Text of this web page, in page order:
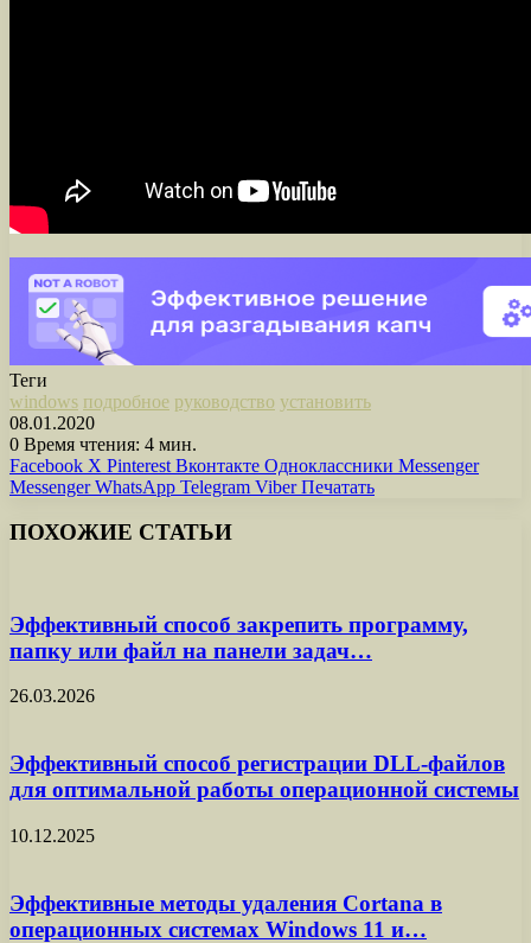
Теги
windows подробное руководство установить
08.01.2020
0 Время чтения: 4 мин.
Facebook X Pinterest Вконтакте Одноклассники Messenger
Messenger WhatsApp Telegram Viber Печатать
ПОХОЖИЕ СТАТЬИ
Эффективный способ закрепить программу,
папку или файл на панели задач…
26.03.2026
Эффективный способ регистрации DLL-файлов
для оптимальной работы операционной системы
10.12.2025
Эффективные методы удаления Cortana в
операционных системах Windows 11 и…